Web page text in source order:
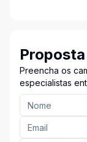
Proposta
Preencha os
especialistas